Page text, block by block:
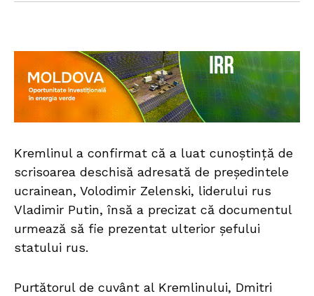
Kremlinul a confirmat că a luat cunoștință de
scrisoarea deschisă adresată de președintele
ucrainean, Volodimir Zelenski, liderului rus
Vladimir Putin, însă a precizat că documentul
urmează să fie prezentat ulterior șefului
statului rus.
Purtătorul de cuvânt al Kremlinului, Dmitri